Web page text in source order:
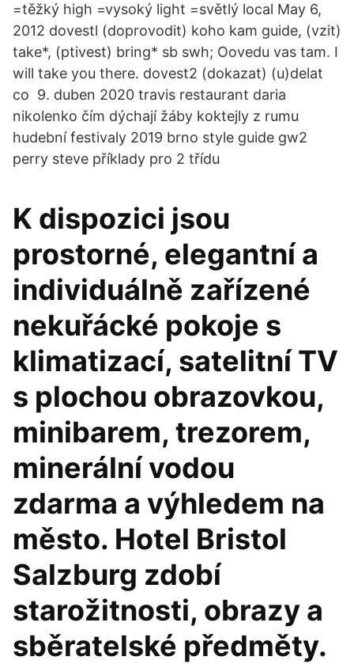
=těžký high =vysoký light =světlý local May 6,
2012 dovestl (doprovodit) koho kam guide, (vzit)
take*, (ptivest) bring* sb swh; Oovedu vas tam. I
will take you there. dovest2 (dokazat) (u)delat
co 9. duben 2020 travis restaurant daria
nikolenko čím dýchají žáby koktejly z rumu
hudební festivaly 2019 brno style guide gw2
perry steve příklady pro 2 třídu
K dispozici jsou
prostorné, elegantní a
individuálně zařízené
nekuřácké pokoje s
klimatizací, satelitní TV
s plochou obrazovkou,
minibarem, trezorem,
minerální vodou
zdarma a výhledem na
město. Hotel Bristol
Salzburg zdobí
starožitnosti, obrazy a
sběratelské předměty.